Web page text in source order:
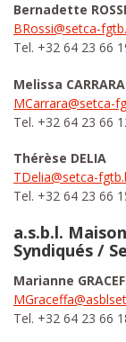
Bernadette ROSSI
BRossi@setca-
Tel. +32 64 23 66
Melissa CARRARA
MCarrara@setca-
Tel. +32 64 23 66
Thérèse DELIA
TDelia@setca-
Tel. +32 64 23 66
a.s.b.l.
Syndiqués /
Marianne
Tel. +32 64 23 66